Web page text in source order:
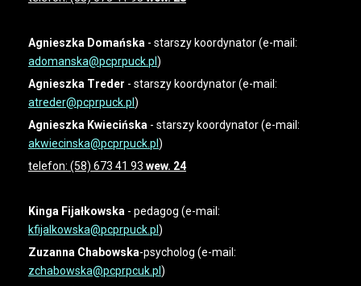
Agnieszka Domańska - starszy koordynator (e-mail:
adomanska@pcprpuck.pl)
Agnieszka Treder - starszy koordynator (e-mail:
atreder@pcprpuck.pl)
Agnieszka Kwiecińska - starszy koordynator (e-mail:
akwiecinska@pcprpuck.pl)
telefon: (58) 673 41 93 wew. 24
Kinga Fijałkowska - pedagog (e-mail:
kfijalkowska@pcprpuck.pl)
Zuzanna Chabowska-psycholog (e-mail:
zchabowska@pcprpcuk.pl)